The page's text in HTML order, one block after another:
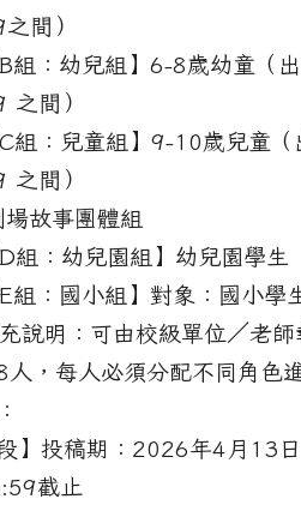
間）
：幼兒組】6-8歲幼童（
間）
：兒童組】9-10歲兒童（
間）
故事團體組
：幼兒園組】幼兒園學生
：國小組】對象：國小學
明：可由校級單位／老師
人，每人必須分配不同角色
段】投稿期：2026年4月13
截止